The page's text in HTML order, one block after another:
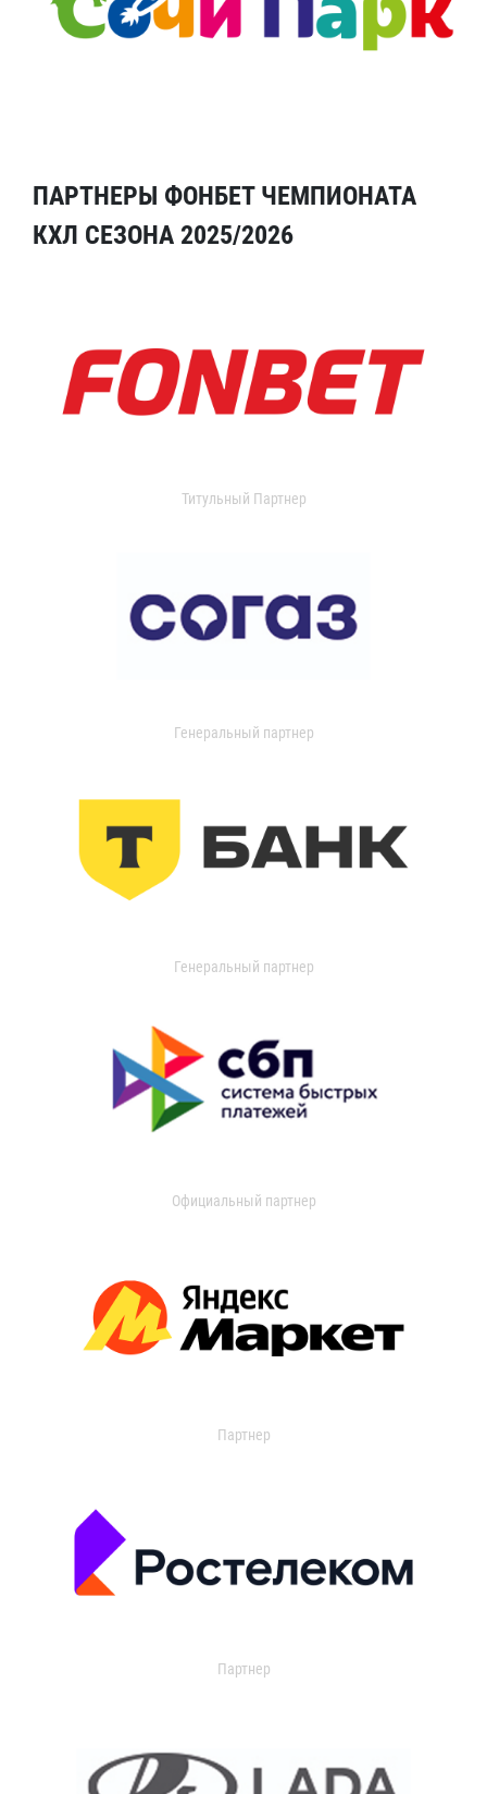
ПАРТНЕРЫ ФОНБЕТ ЧЕМПИОНАТА
КХЛ СЕЗОНА 2025/2026
Титульный Партнер
Генеральный партнер
Генеральный партнер
Официальный партнер
Партнер
Партнер